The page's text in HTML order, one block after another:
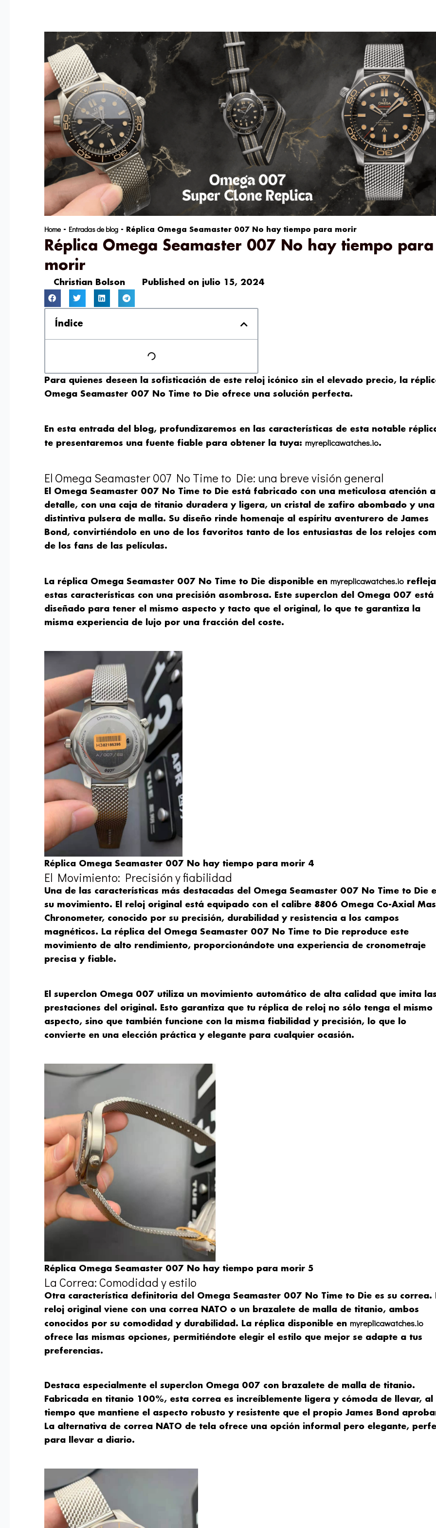
Home - Entradas de blog - Réplica Omega Seamaster 007 No hay tiempo para morir
Réplica Omega Seamaster 007 No hay tiempo para
morir
Christian Bolson Published on julio 15, 2024
Índice
Para quienes deseen la sofisticación de este reloj icónico sin el elevado precio, la
Omega Seamaster 007 No Time to Die ofrece una solución perfecta.
En esta entrada del blog, profundizaremos en las características de esta notable
te presentaremos una fuente fiable para obtener la tuya: myreplicawatches.io.
El Omega Seamaster 007 No Time to Die: una breve visión general
El Omega Seamaster 007 No Time to Die está fabricado con una meticulosa atención
detalle, con una caja de titanio duradera y ligera, un cristal de zafiro abombado y una
distintiva pulsera de malla. Su diseño rinde homenaje al espíritu aventurero de James
Bond, convirtiéndolo en uno de los favoritos tanto de los entusiastas de los relojes
de los fans de las películas.
La réplica Omega Seamaster 007 No Time to Die disponible en myreplicawatches.io refleja
estas características con una precisión asombrosa. Este superclon del Omega 007 está
diseñado para tener el mismo aspecto y tacto que el original, lo que te garantiza la
misma experiencia de lujo por una fracción del coste.
Réplica Omega Seamaster 007 No hay tiempo para morir 4
El Movimiento: Precisión y fiabilidad
Una de las características más destacadas del Omega Seamaster 007 No Time to Die
su movimiento. El reloj original está equipado con el calibre 8806 Omega Co-Axial
Chronometer, conocido por su precisión, durabilidad y resistencia a los campos
magnéticos. La réplica del Omega Seamaster 007 No Time to Die reproduce este
movimiento de alto rendimiento, proporcionándote una experiencia de cronometraje
precisa y fiable.
El superclon Omega 007 utiliza un movimiento automático de alta calidad que imita
prestaciones del original. Esto garantiza que tu réplica de reloj no sólo tenga el mismo
aspecto, sino que también funcione con la misma fiabilidad y precisión, lo que lo
convierte en una elección práctica y elegante para cualquier ocasión.
Réplica Omega Seamaster 007 No hay tiempo para morir 5
La Correa: Comodidad y estilo
Otra característica definitoria del Omega Seamaster 007 No Time to Die es su correa.
reloj original viene con una correa NATO o un brazalete de malla de titanio, ambos
conocidos por su comodidad y durabilidad. La réplica disponible en myreplicawatches.io
ofrece las mismas opciones, permitiéndote elegir el estilo que mejor se adapte a tus
preferencias.
Destaca especialmente el superclon Omega 007 con brazalete de malla de titanio.
Fabricada en titanio 100%, esta correa es increíblemente ligera y cómoda de llevar, al
tiempo que mantiene el aspecto robusto y resistente que el propio James Bond
La alternativa de correa NATO de tela ofrece una opción informal pero elegante,
para llevar a diario.